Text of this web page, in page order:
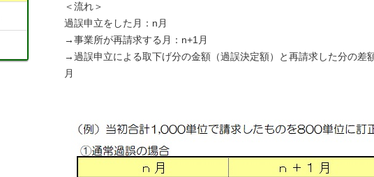
＜流れ＞
過誤申立をした月：n月
→事業所が再請求する月：n+1月
→過誤申立による取下げ分の金額（過誤決定額）と再請求した分の差
月